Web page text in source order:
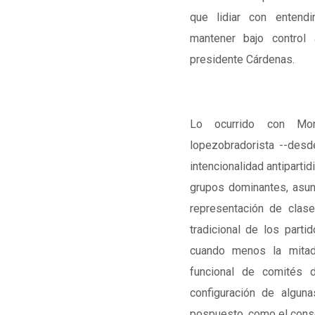
que lidiar con
mantener bajo
presidente Cárdenas.
Lo ocurrido con
lopezobradorista --
intencionalidad
grupos dominantes,
representación de
tradicional de los
cuando menos la
funcional de comités
configuración de